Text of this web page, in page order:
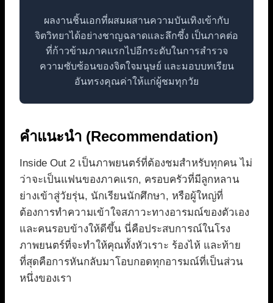
ผลงานชิ้นเอกที่ผสมผสานความบันเทิงเข้ากับ
จิตวิทยาได้อย่างชาญฉลาดและลึกซึ้ง เป็นภาคต่อ
ที่ก้าวข้ามภาคแรกไปอีกระดับในการสำรวจ
ความซับซ้อนของจิตใจมนุษย์ และมอบบทเรียน
อันทรงคุณค่าให้แก่ผู้ชมทุกวัย
คำแนะนำ (Recommendation)
Inside Out 2 เป็นภาพยนตร์ที่ต้องชมสำหรับทุกคน ไม่
ว่าจะเป็นแฟนของภาคแรก, ครอบครัวที่มีลูกหลาน
ย่างเข้าสู่วัยรุ่น, นักเรียนนักศึกษา, หรือผู้ใหญ่ที่
ต้องการทำความเข้าใจสภาวะทางอารมณ์ของตัวเอง
และคนรอบข้างให้ดีขึ้น นี่คือประสบการณ์ในโรง
ภาพยนตร์ที่จะทำให้คุณทั้งหัวเราะ ร้องไห้ และท้าย
ที่สุดคือการหันกลับมาโอบกอดทุกอารมณ์ที่เป็นส่วน
หนึ่งของเรา